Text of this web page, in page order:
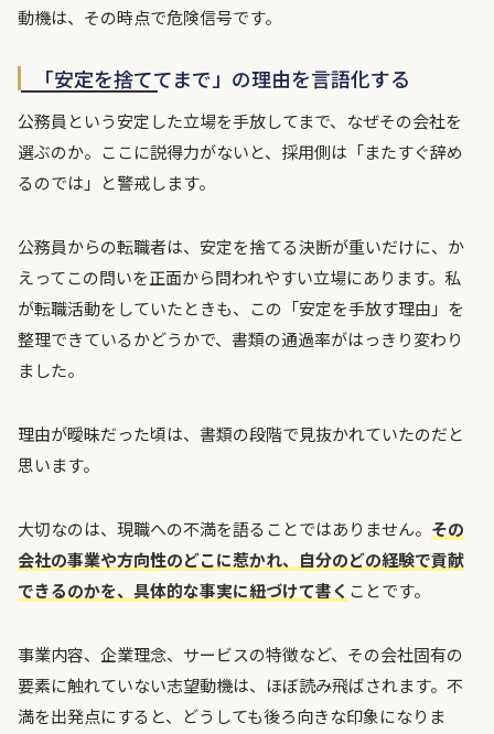
動機は、その時点で危険信号です。
「安定を捨ててまで」の理由を言語化する
公務員という安定した立場を手放してまで、なぜその会社を
選ぶのか。ここに説得力がないと、採用側は「またすぐ辞め
るのでは」と警戒します。
公務員からの転職者は、安定を捨てる決断が重いだけに、か
えってこの問いを正面から問われやすい立場にあります。私
が転職活動をしていたときも、この「安定を手放す理由」を
整理できているかどうかで、書類の通過率がはっきり変わり
ました。
理由が曖昧だった頃は、書類の段階で見抜かれていたのだと
思います。
大切なのは、現職への不満を語ることではありません。 その
会社の事業や方向性のどこに惹かれ、自分のどの経験で貢献
できるのかを、具体的な事実に紐づけて書く ことです。
事業内容、企業理念、サービスの特徴など、その会社固有の
要素に触れていない志望動機は、ほぼ読み飛ばされます。不
満を出発点にすると、どうしても後ろ向きな印象になりま